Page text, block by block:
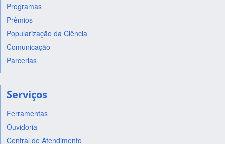
Programas
Prêmios
Popularização da Ciência
Comunicação
Parcerias
Serviços
Ferramentas
Ouvidoria
Central de Atendimento